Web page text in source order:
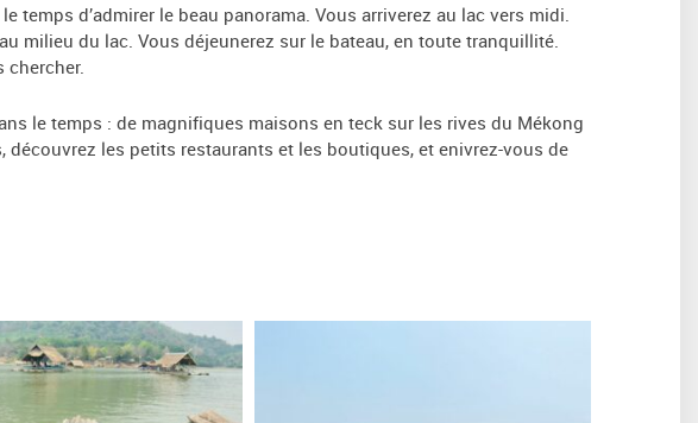
d’admirer le beau panorama. Vous arriverez au lac vers midi.
milieu du lac. Vous déjeunerez sur le bateau, en toute tranquillité.
le temps : de magnifiques maisons en teck sur les rives du Mékong
les petits restaurants et les boutiques, et enivrez-vous de